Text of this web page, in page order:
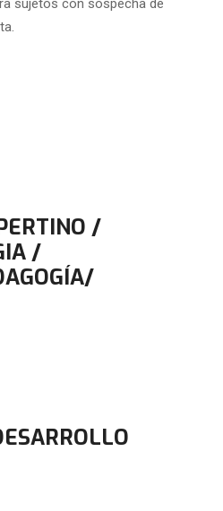
sujetos con sospecha de
/
/